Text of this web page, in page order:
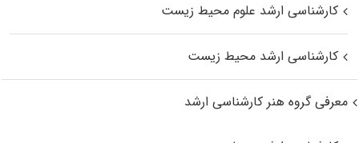
کارشناسی ارشد علوم محیط‌ زیست
کارشناسی ارشد محیط زیست
معرفی گروه هنر کارشناسی ارشد